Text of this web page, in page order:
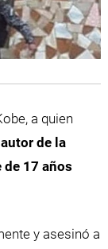
a quien
de la
17 años
y asesinó a